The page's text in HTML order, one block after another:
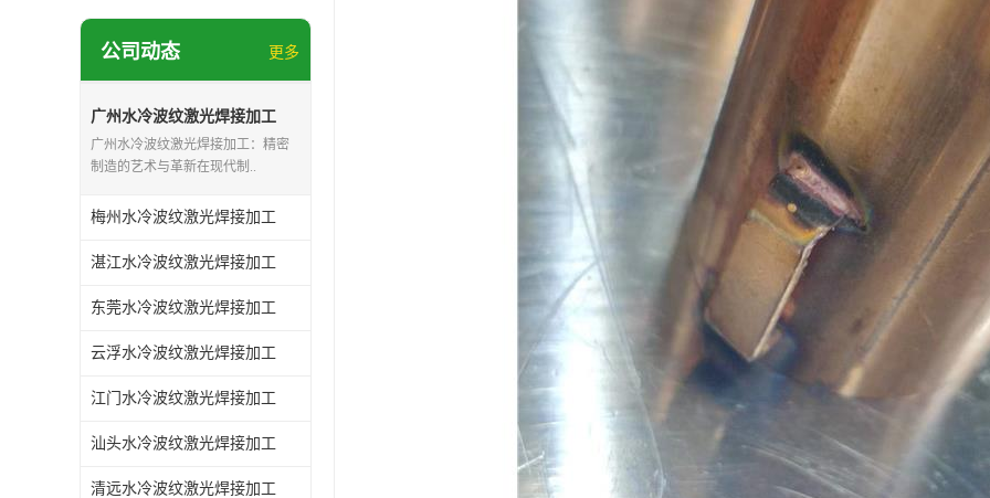
公司动态 更多
广州水冷波纹激光焊接加工
广州水冷波纹激光焊接加工：精密
制造的艺术与革新在现代制..
梅州水冷波纹激光焊接加工
湛江水冷波纹激光焊接加工
东莞水冷波纹激光焊接加工
云浮水冷波纹激光焊接加工
江门水冷波纹激光焊接加工
汕头水冷波纹激光焊接加工
清远水冷波纹激光焊接加工